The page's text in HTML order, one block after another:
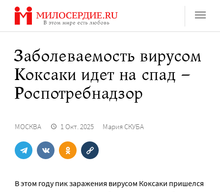
Перейти
содержанию
Заболеваемость вирусом
Коксаки идет на спад –
Роспотребнадзор
МОСКВА 1 Окт. 2025 Мария СКУБА
В этом году пик заражения вирусом Коксаки пришелся